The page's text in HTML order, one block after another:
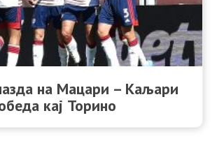
на Мацари – Каљари
кај Торино